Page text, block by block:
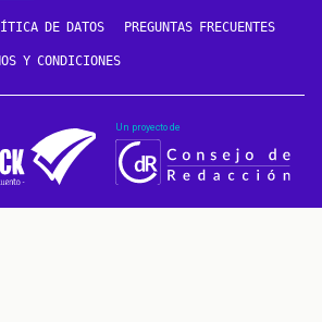
DE DATOS PREGUNTAS FRECUENTES
Y CONDICIONES
Un proyecto de